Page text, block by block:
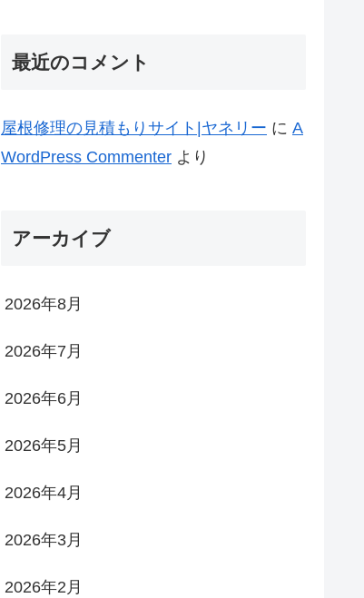
最近のコメント
屋根修理の見積もりサイト|ヤネリー に A
WordPress Commenter より
アーカイブ
2026年8月
2026年7月
2026年6月
2026年5月
2026年4月
2026年3月
2026年2月